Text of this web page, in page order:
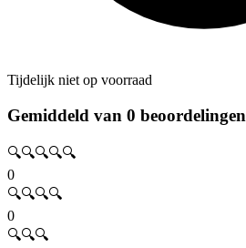
Tijdelijk niet op voorraad
Gemiddeld van 0 beoordelingen
🔍🔍🔍🔍🔍
0
🔍🔍🔍🔍
0
🔍🔍🔍